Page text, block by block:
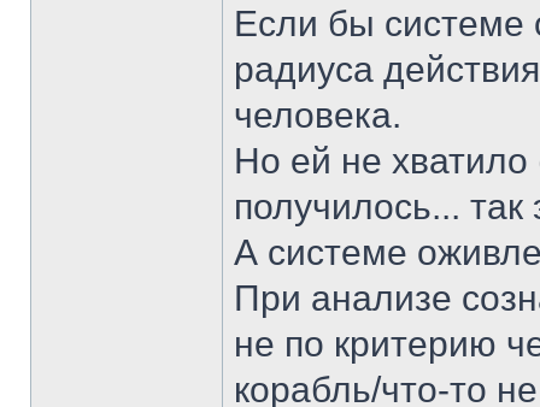
Если бы системе
радиуса
человека.
Но ей не хватило
получилось...
А системе
При анализе
не по критерию
корабль/что-то